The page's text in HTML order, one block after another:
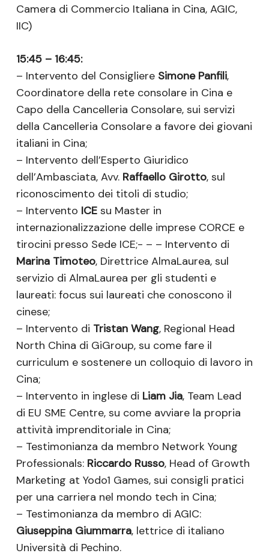
Camera di Commercio Italiana in Cina, AGIC,
IIC)
15:45 – 16:45:
– Intervento del Consigliere Simone Panfili,
Coordinatore della rete consolare in Cina e
Capo della Cancelleria Consolare, sui servizi
della Cancelleria Consolare a favore dei giovani
italiani in Cina;
– Intervento dell’Esperto Giuridico
dell’Ambasciata, Avv. Raffaello Girotto, sul
riconoscimento dei titoli di studio;
– Intervento ICEsu Master in
internazionalizzazione delle imprese CORCE e
tirocini presso Sede ICE;- – – Intervento di
Marina Timoteo, Direttrice AlmaLaurea, sul
servizio di AlmaLaurea per gli studenti e
laureati: focus sui laureati che conoscono il
cinese;
– Intervento di Tristan Wang, Regional Head
North China di GiGroup, su come fare il
curriculum e sostenere un colloquio di lavoro in
Cina;
– Intervento in inglese di Liam Jia, Team Lead
di EU SME Centre, su come avviare la propria
attività imprenditoriale in Cina;
– Testimonianza da membro Network Young
Professionals: Riccardo Russo, Head of Growth
Marketing at Yodo1 Games, sui consigli pratici
per una carriera nel mondo tech in Cina;
– Testimonianza da membro di AGIC:
Giuseppina Giummarra, lettrice di italiano
Università di Pechino.